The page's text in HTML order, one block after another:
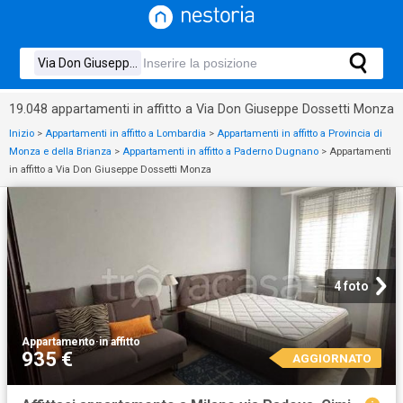
19.048 appartamenti in affitto a Via Don Giuseppe Dossetti Monza
Inizio > Appartamenti in affitto a Lombardia > Appartamenti in affitto a Provincia di
Monza e della Brianza > Appartamenti in affitto a Paderno Dugnano > Appartamenti
in affitto a Via Don Giuseppe Dossetti Monza
4 foto
Appartamento·in affitto
935 € AGGIORNATO